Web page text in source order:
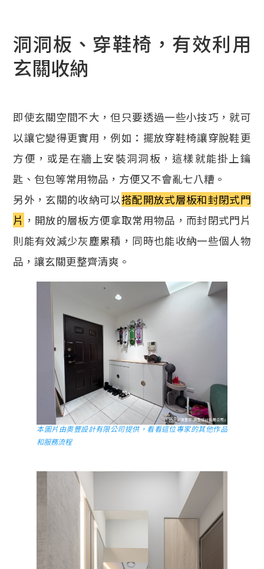
洞洞板、穿鞋椅，有效利用
玄關收納
即使玄關空間不大，但只要透過一些小技巧，就可
以讓它變得更實用，例如：擺放穿鞋椅讓穿脫鞋更
方便，或是在牆上安裝洞洞板，這樣就能掛上鑰
匙、包包等常用物品，方便又不會亂七八糟。
另外，玄關的收納可以搭配開放式層板和封閉式門
片 ，開放的層板方便拿取常用物品，而封閉式門片
則能有效減少灰塵累積，同時也能收納一些個人物
品，讓玄關更整齊清爽。
本圖片由奧豐設計有限公司提供，看看這位專家的其他作品
和服務流程